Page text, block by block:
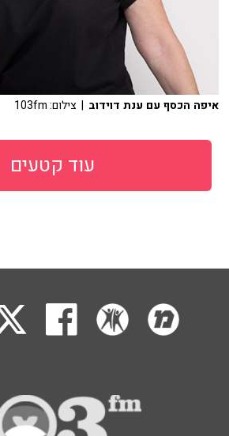
איפה הכסף עם ענת דוידוב | צילום: 103fm
עוד קטעים